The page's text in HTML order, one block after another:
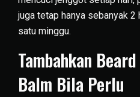
juga tetap hanya sebanyak
satu minggu.
Tambahkan
Balm Bila Perlu